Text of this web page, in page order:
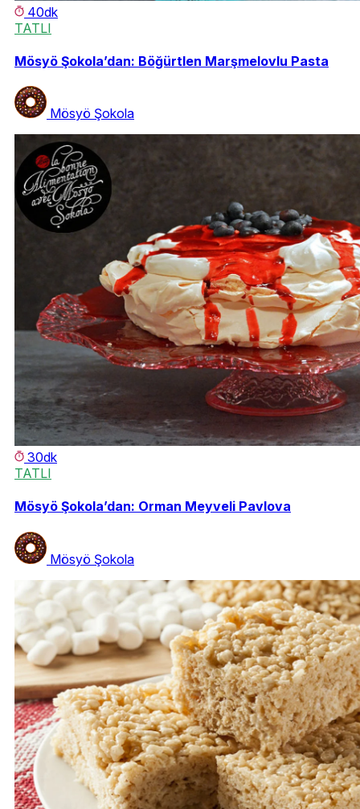
40dk
TATLI
Mösyö Şokola’dan: Böğürtlen Marşmelovlu Pasta
Mösyö Şokola
30dk
TATLI
Mösyö Şokola’dan: Orman Meyveli Pavlova
Mösyö Şokola